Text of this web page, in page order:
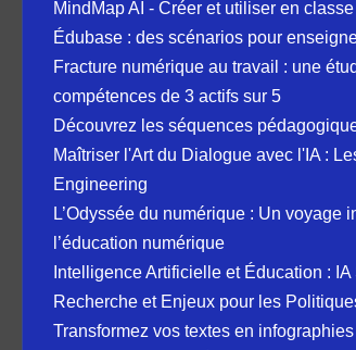
MindMap AI - Créer et utiliser en
Édubase : des scénarios pour
Fracture numérique au travail : une
compétences de 3 actifs sur 5
Découvrez les séquences
Maîtriser l'Art du Dialogue avec l'IA :
Engineering
L’Odyssée du numérique : Un
l’éducation numérique
Intelligence Artificielle et Éducation :
Recherche et Enjeux pour les
Transformez vos textes en